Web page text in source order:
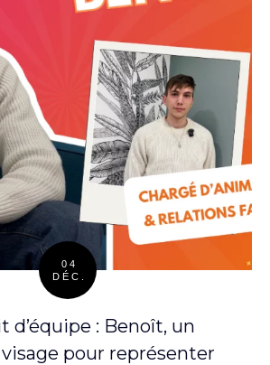
04
DÉC.
d’équipe : Benoît, un
pour représenter